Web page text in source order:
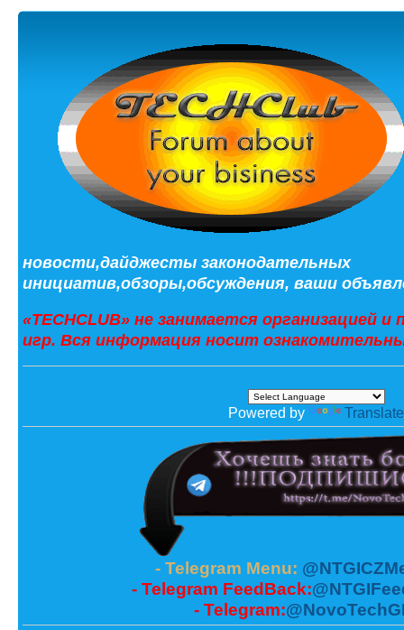
новости,дайджесты законодательных
инициатив,обзоры,обсуждения, ваши
«TECHCLUB» не занимается организацией
игр. Вся информация носит
Powered by Translate
- Telegram Menu:
- Telegram FeedBack:
- Telegram: